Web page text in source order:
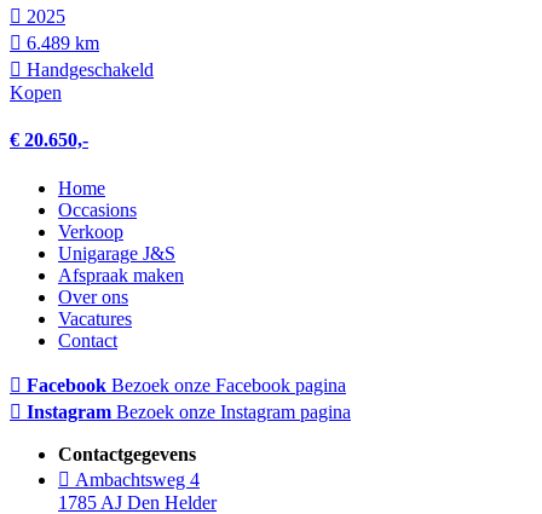
2025
6.489 km
Hand­geschakeld
Kopen
€ 20.650,-
Home
Occasions
Verkoop
Unigarage J&S
Afspraak maken
Over ons
Vacatures
Contact
Facebook Bezoek onze Facebook pagina
Instagram Bezoek onze Instagram pagina
Contactgegevens
Ambachtsweg 4
1785 AJ Den Helder